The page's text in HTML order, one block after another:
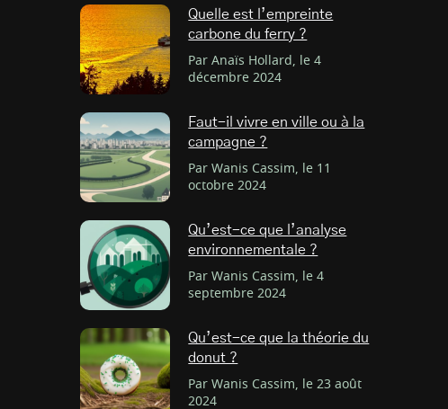
Quelle est l’empreinte
carbone du ferry ?
Par Anaïs Hollard, le 4
décembre 2024
Faut-il vivre en ville ou à la
campagne ?
Par Wanis Cassim, le 11
octobre 2024
Qu’est-ce que l’analyse
environnementale ?
Par Wanis Cassim, le 4
septembre 2024
Qu’est-ce que la théorie du
donut ?
Par Wanis Cassim, le 23 août
2024